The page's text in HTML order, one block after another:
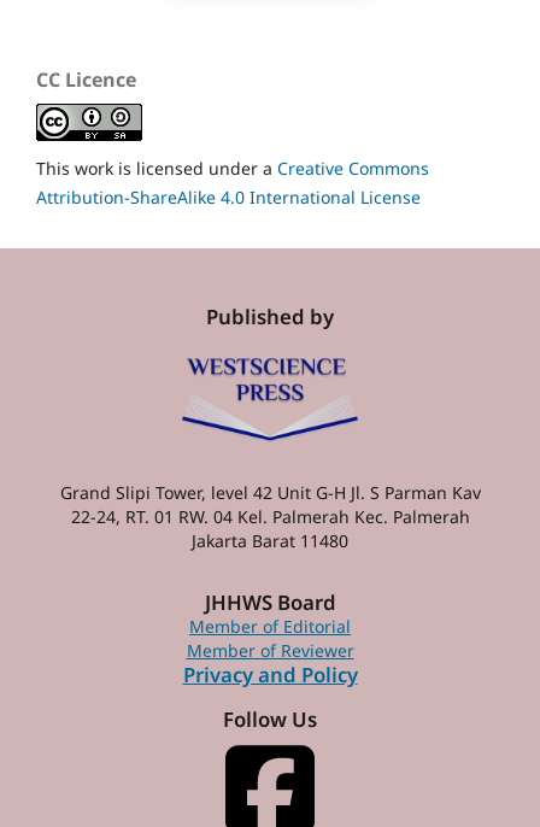
CC Licence
This work is licensed under a Creative Commons
Attribution-ShareAlike 4.0 International License
Published by
Grand Slipi Tower, level 42 Unit G-H Jl. S Parman Kav
22-24, RT. 01 RW. 04 Kel. Palmerah Kec. Palmerah
Jakarta Barat 11480
JHHWS Board
Member of Editorial
Member of Reviewer
Privacy and Policy
Follow Us